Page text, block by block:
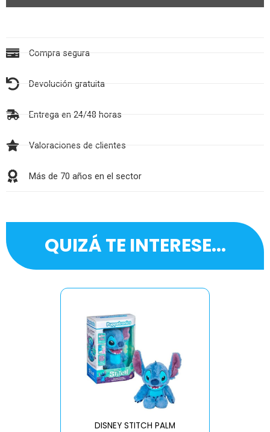
Compra segura
Devolución gratuita
Entrega en 24/48 horas
Valoraciones de clientes
Más de 70 años en el sector
QUIZÁ TE INTERESE...
DISNEY STITCH PALM